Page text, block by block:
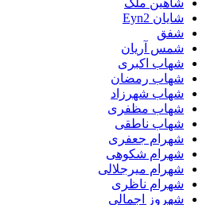
شاهین ملک
شایان Eyn2
شفق
شمس آریان
شهاب اکبری
شهاب رمضان
شهاب شهرزاد
شهاب مظفری
شهاب ناطقی
شهرام جعفری
شهرام شکوهی
شهرام میرجلالی
شهرام ناظری
شهروز اجمالی